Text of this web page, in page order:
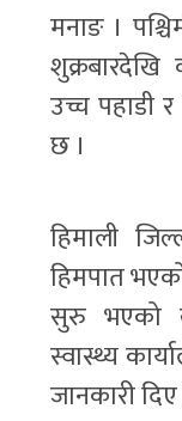
मनाङ ।
उच्च पहाडी
छ ।
हिमाली
हिमपात
सुरु भएको
स्वास्थ्य
जानकारी दिए